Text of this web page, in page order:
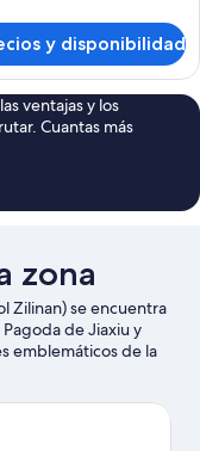
y disponibilidad
ventajas y los
Cuantas más
zona
Zilinan) se encuentra
de Jiaxiu y
emblemáticos de la
atractivos turísticos